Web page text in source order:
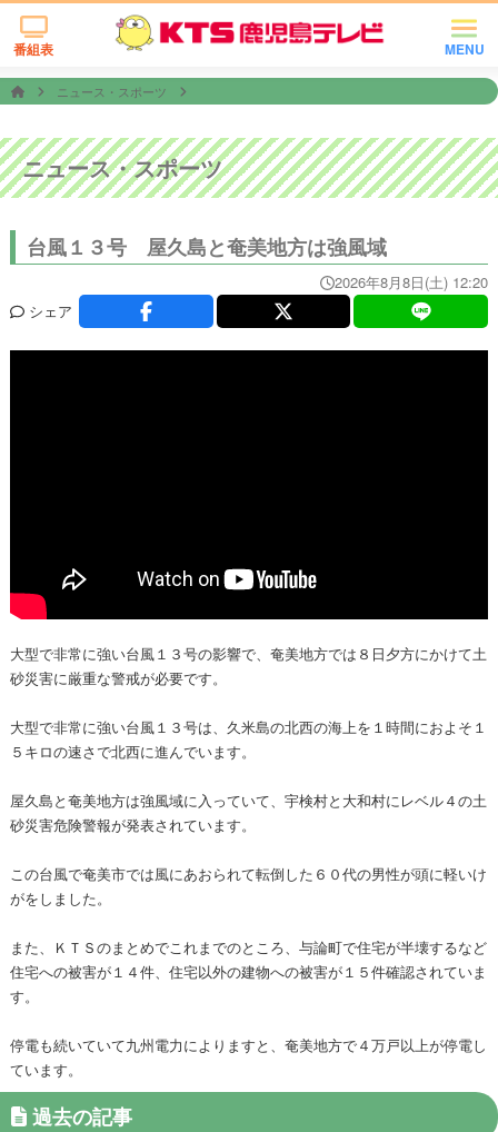
MENU
番組表
ニュース・スポーツ
ニュース・スポーツ
台風１３号 屋久島と奄美地方は強風域
2026年8月8日(土) 12:20
シェア
大型で非常に強い台風１３号の影響で、奄美地方では８日夕方にかけて土
砂災害に厳重な警戒が必要です。
大型で非常に強い台風１３号は、久米島の北西の海上を１時間におよそ１
５キロの速さで北西に進んでいます。
屋久島と奄美地方は強風域に入っていて、宇検村と大和村にレベル４の土
砂災害危険警報が発表されています。
この台風で奄美市では風にあおられて転倒した６０代の男性が頭に軽いけ
がをしました。
また、ＫＴＳのまとめでこれまでのところ、与論町で住宅が半壊するなど
住宅への被害が１４件、住宅以外の建物への被害が１５件確認されていま
す。
停電も続いていて九州電力によりますと、奄美地方で４万戸以上が停電し
ています。
過去の記事